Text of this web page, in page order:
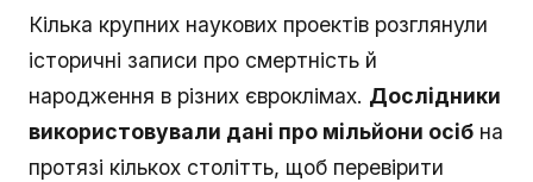
Кілька крупних наукових проектів розглянули
історичні записи про смертність й
народження в різних євроклімах. Дослідники
використовували дані про мільйони осіб на
протязі кількох столітть, щоб перевірити